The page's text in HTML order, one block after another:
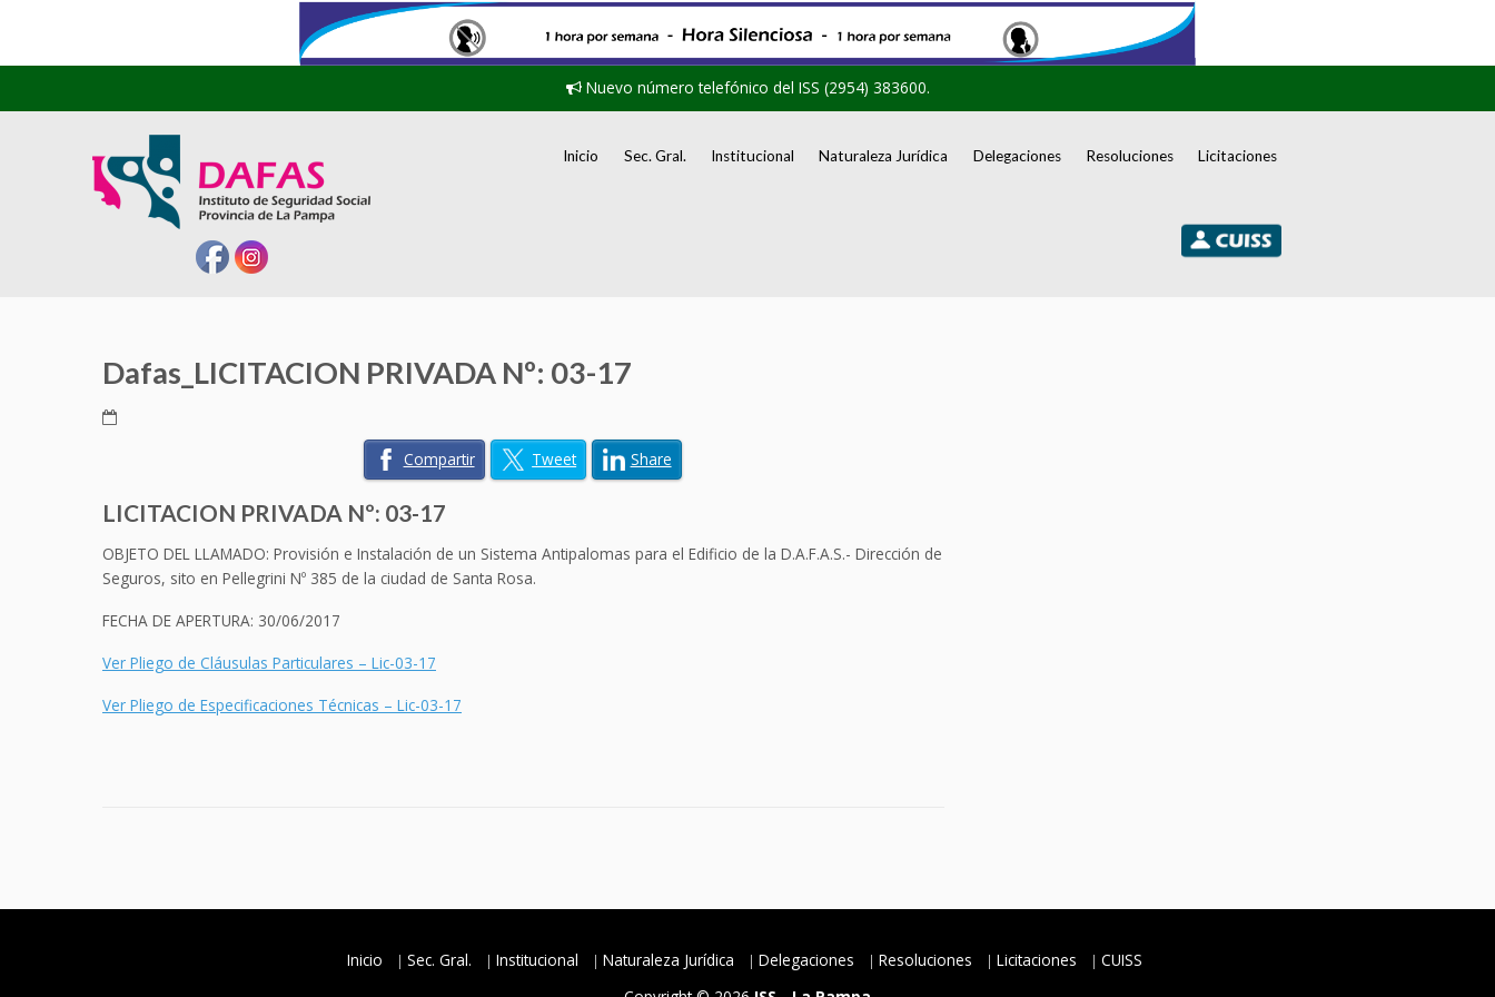
Nuevo número telefónico del ISS (2954) 383600.
Inicio Sec. Gral. Institucional Naturaleza Jurídica Delegaciones Resoluciones Licitaciones
Dafas_LICITACION PRIVADA Nº: 03-17
Compartir Tweet Share
LICITACION PRIVADA Nº: 03-17
OBJETO DEL LLAMADO: Provisión e Instalación de un Sistema Antipalomas para el Edificio de la D.A.F.A.S.- Dirección de
Seguros, sito en Pellegrini Nº 385 de la ciudad de Santa Rosa.
FECHA DE APERTURA: 30/06/2017
Ver Pliego de Cláusulas Particulares – Lic-03-17
Ver Pliego de Especificaciones Técnicas – Lic-03-17
Inicio Sec. Gral. Institucional Naturaleza Jurídica Delegaciones Resoluciones Licitaciones
CUISS